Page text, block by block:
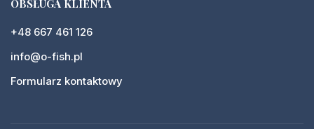
OBSŁUGA KLIENTA
+48 667 461 126
info@o-fish.pl
Formularz kontaktowy